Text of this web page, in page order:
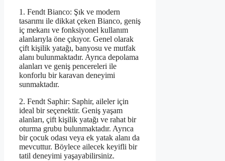
1. Fendt Bianco: Şık ve modern
tasarımı ile dikkat çeken Bianco, geniş
iç mekanı ve fonksiyonel kullanım
alanlarıyla öne çıkıyor. Genel olarak
çift kişilik yatağı, banyosu ve mutfak
alanı bulunmaktadır. Ayrıca depolama
alanları ve geniş pencereleri ile
konforlu bir karavan deneyimi
sunmaktadır.
2. Fendt Saphir: Saphir, aileler için
ideal bir seçenektir. Geniş yaşam
alanları, çift kişilik yatağı ve rahat bir
oturma grubu bulunmaktadır. Ayrıca
bir çocuk odası veya ek yatak alanı da
mevcuttur. Böylece ailecek keyifli bir
tatil deneyimi yaşayabilirsiniz.